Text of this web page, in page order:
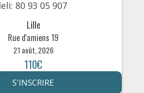
80 93 05 907
Lille
Rue d'amiens 19
21 août, 2026
110€
S'INSCRIRE